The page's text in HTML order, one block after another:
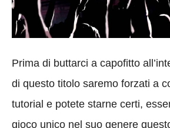
Prima di buttarci a capofitto
di questo titolo saremo forzati a
tutorial e potete starne certi,
gioco unico nel suo genere